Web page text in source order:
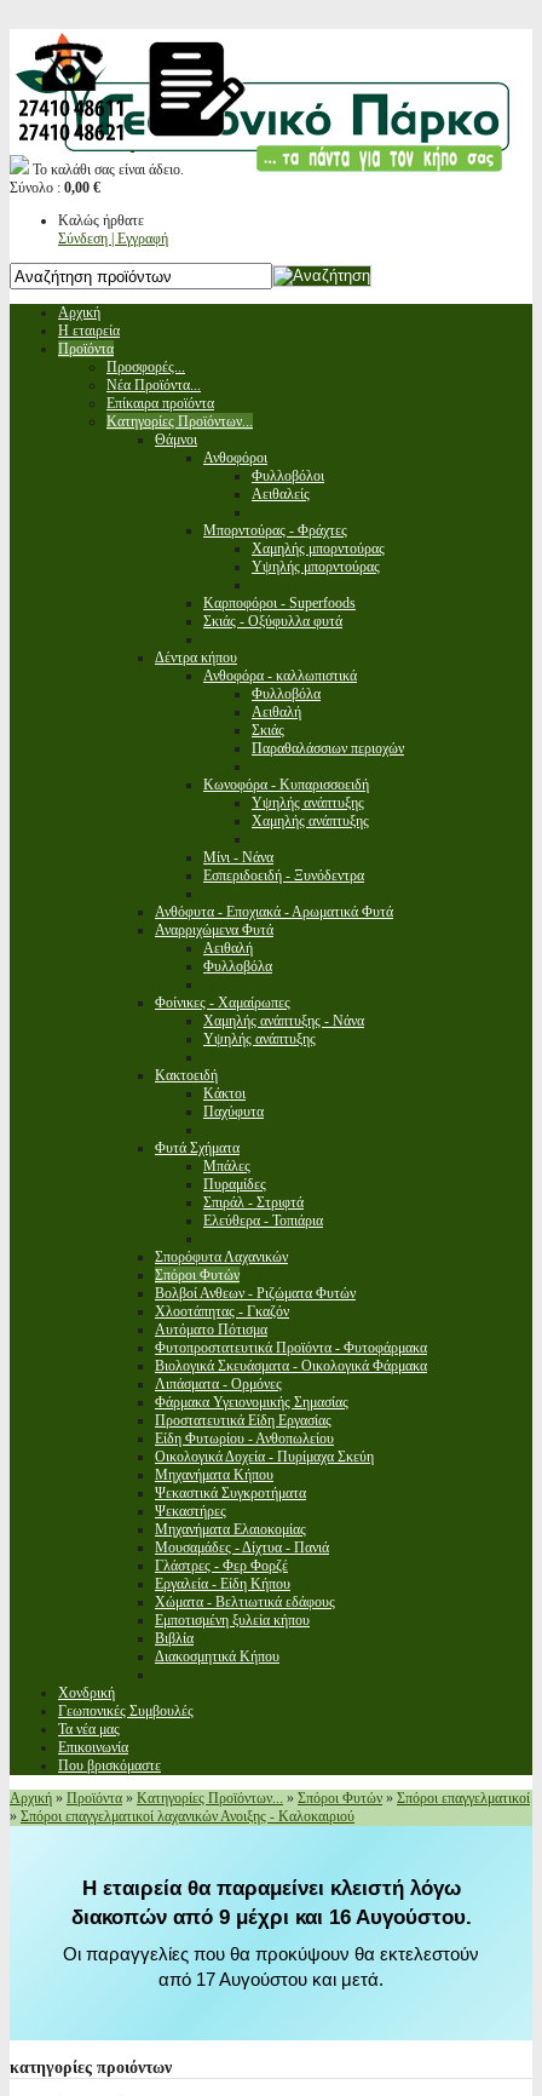
Το καλάθι σας είναι άδειο.
Σύνολο : 0,00 €
Καλώς ήρθατε
Σύνδεση | Εγγραφή
Αρχική
Η εταιρεία
Προϊόντα
Προσφορές...
Νέα Προϊόντα...
Επίκαιρα προϊόντα
Κατηγορίες Προϊόντων...
Θάμνοι
Ανθοφόροι
Φυλλοβόλοι
Αειθαλείς
Μπορντούρας - Φράχτες
Χαμηλής μπορντούρας
Υψηλής μπορντούρας
Καρποφόροι - Superfoods
Σκιάς - Οξύφυλλα φυτά
Δέντρα κήπου
Ανθοφόρα - καλλωπιστικά
Φυλλοβόλα
Αειθαλή
Σκιάς
Παραθαλάσσιων περιοχών
Κωνοφόρα - Κυπαρισσοειδή
Υψηλής ανάπτυξης
Χαμηλής ανάπτυξης
Μίνι - Νάνα
Εσπεριδοειδή - Ξυνόδεντρα
Ανθόφυτα - Εποχιακά - Αρωματικά Φυτά
Αναρριχώμενα Φυτά
Αειθαλή
Φυλλοβόλα
Φοίνικες - Χαμαίρωπες
Χαμηλής ανάπτυξης - Νάνα
Υψηλής ανάπτυξης
Κακτοειδή
Κάκτοι
Παχύφυτα
Φυτά Σχήματα
Μπάλες
Πυραμίδες
Σπιράλ - Στριφτά
Ελεύθερα - Τοπιάρια
Σπορόφυτα Λαχανικών
Σπόροι Φυτών
Βολβοί Ανθεων - Ριζώματα Φυτών
Χλοοτάπητας - Γκαζόν
Αυτόματο Πότισμα
Φυτοπροστατευτικά Προϊόντα - Φυτοφάρμακα
Βιολογικά Σκευάσματα - Οικολογικά Φάρμακα
Λιπάσματα - Ορμόνες
Φάρμακα Υγειονομικής Σημασίας
Προστατευτικά Είδη Εργασίας
Είδη Φυτωρίου - Ανθοπωλείου
Οικολογικά Δοχεία - Πυρίμαχα Σκεύη
Μηχανήματα Κήπου
Ψεκαστικά Συγκροτήματα
Ψεκαστήρες
Μηχανήματα Ελαιοκομίας
Μουσαμάδες - Δίχτυα - Πανιά
Γλάστρες - Φερ Φορζέ
Εργαλεία - Είδη Κήπου
Χώματα - Βελτιωτικά εδάφους
Εμποτισμένη ξυλεία κήπου
Βιβλία
Διακοσμητικά Κήπου
Χονδρική
Γεωπονικές Συμβουλές
Τα νέα μας
Επικοινωνία
Που βρισκόμαστε
Αρχική » Προϊόντα » Κατηγορίες Προϊόντων... » Σπόροι Φυτών » Σπόροι επαγγελματικοί
» Σπόροι επαγγελματικοί λαχανικών Ανοιξης - Καλοκαιριού
Η εταιρεία θα παραμείνει κλειστή λόγω
διακοπών από 9 μέχρι και 16 Αυγούστου.
Οι παραγγελίες που θα προκύψουν θα εκτελεστούν
από 17 Αυγούστου και μετά.
κατηγορίες προιόντων